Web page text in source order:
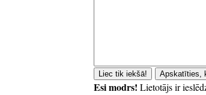
Esi modrs! Lietotājs ir